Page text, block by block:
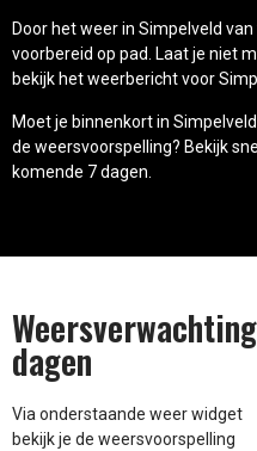
Door het weer in Simpelveld
voorbereid op pad. Laat je niet
bekijk het weerbericht voor
Moet je binnenkort in
de weersvoorspelling? Bekijk
komende 7 dagen.
dagen
Via onderstaande weer widget
bekijk je de weersvoorspelling